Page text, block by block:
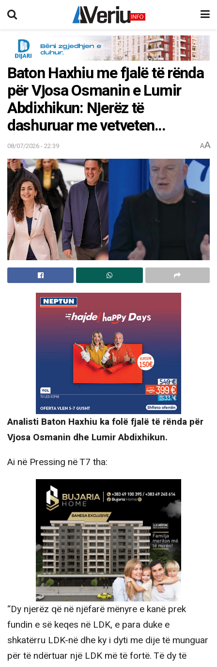
Baton Haxhiu me fjalë të rënda
për Vjosa Osmanin e Lumir
Abdixhikun: Njerëz të
dashuruar me vetveten…
08/07/2026 - 22:39 AA
Analisti Baton Haxhiu ka folë fjalë të rënda për
Vjosa Osmanin dhe Lumir Abdixhikun.
Ai në Pressing në T7 tha:
“Dy njerëz që në njëfarë mënyre e kanë prek
fundin e së keqes në LDK, e para duke e
shkatërru LDK-në dhe ky i dyti me dije të munguar
për të ndërtuar një LDK më të fortë. Të dy të